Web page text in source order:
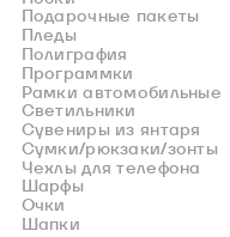
Подарочные пакеты
Пледы
Полиграфия
Программки
Рамки автомобильные
Светильники
Сувениры из янтаря
Сумки/рюкзаки/зонты
Чехлы для телефона
Шарфы
Очки
Шапки